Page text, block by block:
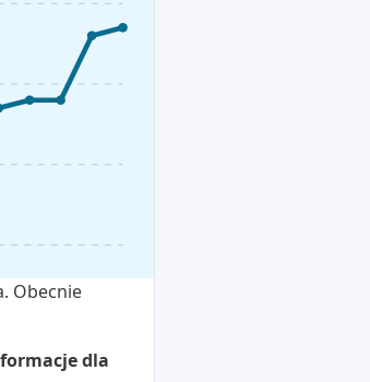
Obecnie
dla